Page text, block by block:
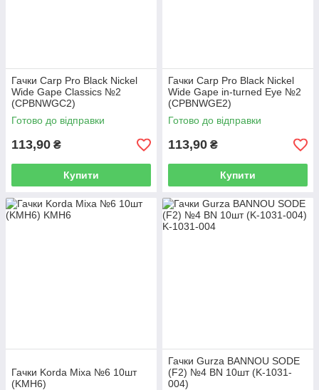
Гачки Carp Pro Black Nickel
Wide Gape Classics №2
(CPBNWGC2)
Готово до відправки
113,90 ₴
Купити
Гачки Carp Pro Black Nickel
Wide Gape in-turned Eye №2
(CPBNWGE2)
Готово до відправки
113,90 ₴
Купити
Гачки Korda Mixa №6 10шт
(KMH6)
Гачки Gurza BANNOU SODE
(F2) №4 BN 10шт (K-1031-
004)